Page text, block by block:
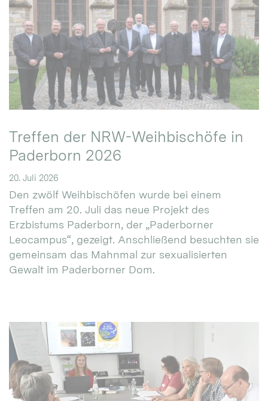
Treffen der NRW-Weihbischöfe in
Paderborn 2026
20. Juli 2026
Den zwölf Weihbischöfen wurde bei einem
Treffen am 20. Juli das neue Projekt des
Erzbistums Paderborn, der „Paderborner
Leocampus“, gezeigt. Anschließend besuchten sie
gemeinsam das Mahnmal zur sexualisierten
Gewalt im Paderborner Dom.